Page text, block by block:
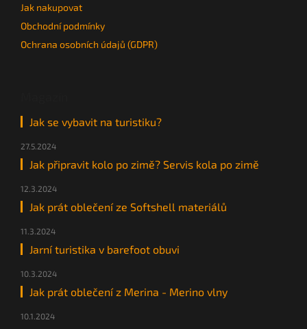
Jak nakupovat
Obchodní podmínky
Ochrana osobních údajů (GDPR)
Jak se vybavit na turistiku?
27.5.2024
Jak připravit kolo po zimě? Servis kola po zimě
12.3.2024
Jak prát oblečení ze Softshell materiálů
11.3.2024
Jarní turistika v barefoot obuvi
10.3.2024
Jak prát oblečení z Merina - Merino vlny
10.1.2024